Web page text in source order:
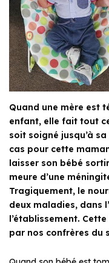
Quand une mère est
enfant, elle fait tout
soit soigné jusqu’à
cas pour cette
laisser son bébé
meure d’une
Tragiquement, le
deux maladies, dans
l’établissement.
par nos confrères du